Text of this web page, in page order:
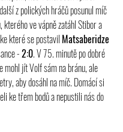
z polických hráčů posunul míč
kterého ve vápně zatáhl Stibor a
které se postavil Matsaberidze
- 2:0. V 75. minutě po dobré
mohl jít Volf sám na bránu, ale
aby dosáhl na míč. Domácí si
ke třem bodů a nepustili nás do